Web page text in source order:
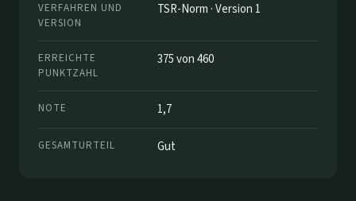
VERFAHREN UND
VERSION
TSR-Norm · Version 1
ERREICHTE
PUNKTZAHL
375 von 460
NOTE 1,7
GESAMTURTEIL Gut